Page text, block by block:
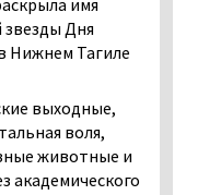
не видно».
на плохой
травы у дороги
Серова и
собак в
будут
звезды Дня
Нижнем Тагиле
выходные,
воля,
животные и
академического